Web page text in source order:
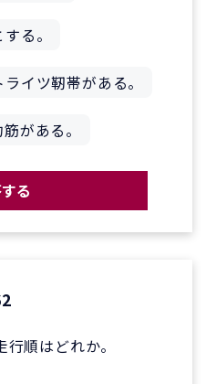
る。
イツ靭帯がある。
がある。
る
順はどれか。